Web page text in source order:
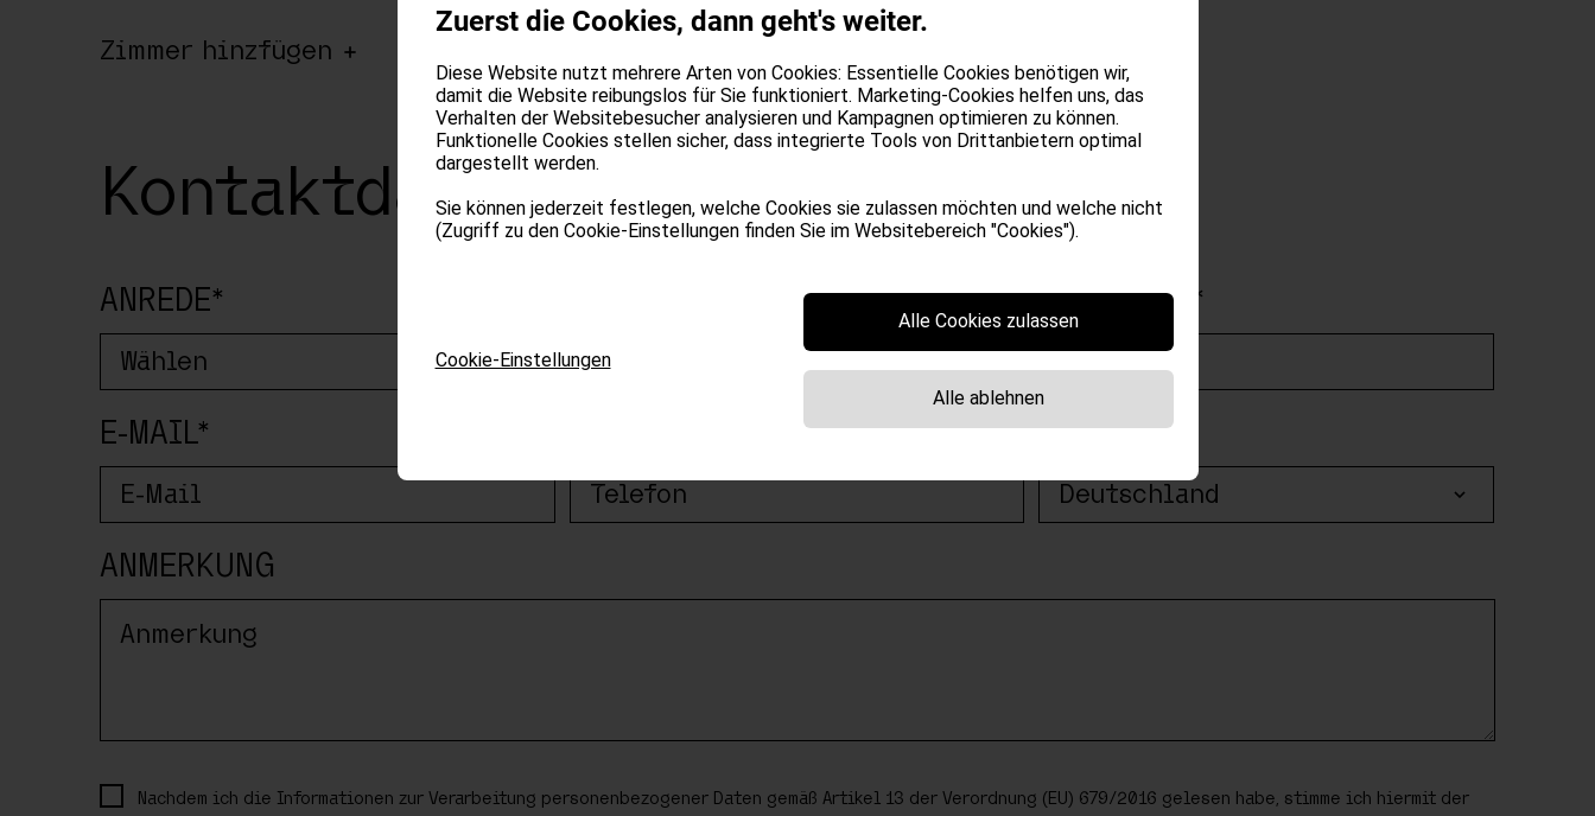
MIDWEEK SPECIAL # 10%
Zimmer hinzfügen
Kontaktdaten
ANREDE* NACHNAME*
E-MAIL* LAND
Deutschland
ANMERKUNG
Nachdem ich die Informationen zur Verarbeitung personenbezogener Daten gemäß Artikel 13 der Verordnung (EU) 679/2016 gelesen habe, stimme ich hiermit der
Zuerst die Cookies, dann geht's weiter.
Diese Website nutzt mehrere Arten von Cookies: Essentielle Cookies benötigen wir,
damit die Website reibungslos für Sie funktioniert. Marketing-Cookies helfen uns, das
Verhalten der Websitebesucher analysieren und Kampagnen optimieren zu können.
Funktionelle Cookies stellen sicher, dass integrierte Tools von Drittanbietern optimal
dargestellt werden.
Sie können jederzeit festlegen, welche Cookies sie zulassen möchten und welche nicht
(Zugriff zu den Cookie-Einstellungen finden Sie im Websitebereich "Cookies").
Cookie-Einstellungen
Alle Cookies zulassen
Alle ablehnen